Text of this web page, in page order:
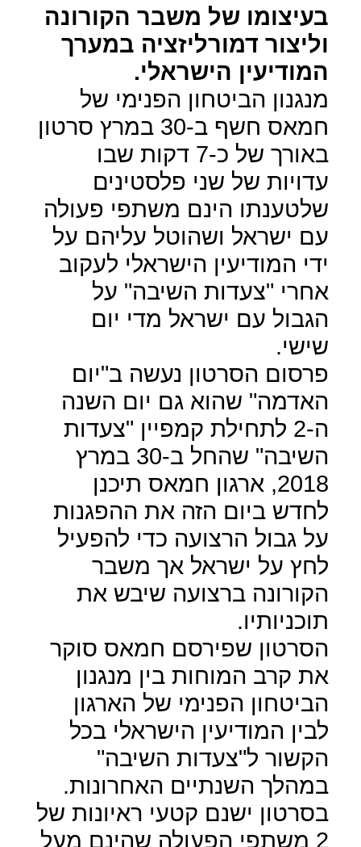
בעיצומו של משבר הקורונה
וליצור דמורליזציה במערך
המודיעין הישראלי.
מנגנון הביטחון הפנימי של
חמאס חשף ב-30 במרץ סרטון
באורך של כ-7 דקות שבו
עדויות של שני פלסטינים
שלטענתו הינם משתפי פעולה
עם ישראל ושהוטל עליהם על
ידי המודיעין הישראלי לעקוב
אחרי "צעדות השיבה" על
הגבול עם ישראל מדי יום
שישי.
פרסום הסרטון נעשה ב"יום
האדמה" שהוא גם יום השנה
ה-2 לתחילת קמפיין "צעדות
השיבה" שהחל ב-30 במרץ
2018, ארגון חמאס תיכנן
לחדש ביום הזה את ההפגנות
על גבול הרצועה כדי להפעיל
לחץ על ישראל אך משבר
הקורונה ברצועה שיבש את
תוכניותיו.
הסרטון שפירסם חמאס סוקר
את קרב המוחות בין מנגנון
הביטחון הפנימי של הארגון
לבין המודיעין הישראלי בכל
הקשור ל"צעדות השיבה"
במהלך השנתיים האחרונות.
בסרטון ישנם קטעי ראיונות של
2 משתפי הפעולה שהינם מעל